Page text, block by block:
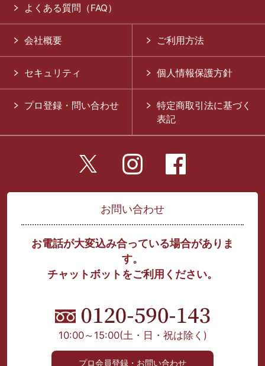
よくある質問（FAQ）
会社概要 ご利用方法
セキュリティ 個人情報保護方針
プロ登録・問い合わせ
特定商取引法に基づく
表記
お問い合わせ
お電話が大変込み合っている場合がありま
す。
チャットボットをご利用ください。
10:00～15:00(土・日・祝は除く)
プロ会員登録・お問い合わせ